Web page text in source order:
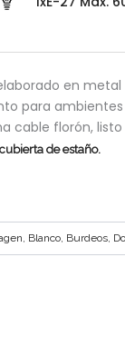
en
para
cable florón,
de estaño.
Blanco, Burdeos,